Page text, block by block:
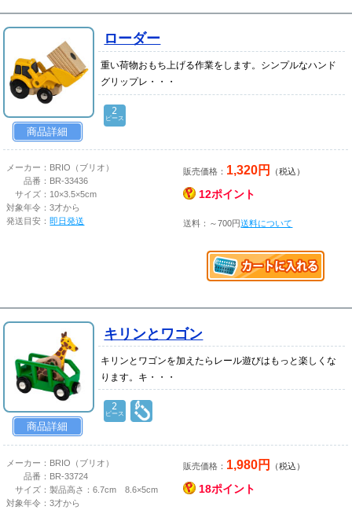
商品詳細
ローダー
重い荷物おもち上げる作業をします。シンプルなハンド
グリップレ・・・
2
ピース
メーカー： BRIO（ブリオ）
品番： BR-33436
サイズ： 10×3.5×5cm
対象年令：3才から
発送目安： 即日発送
販売価格： 1,320円 （税込）
12ポイント
送料：～700円送料について
商品詳細
キリンとワゴン
キリンとワゴンを加えたらレール遊びはもっと楽しくな
ります。キ・・・
2
ピース
メーカー： BRIO（ブリオ）
品番： BR-33724
サイズ：製品高さ：6.7cm 8.6×5cm
対象年令：3才から
販売価格： 1,980円 （税込）
18ポイント